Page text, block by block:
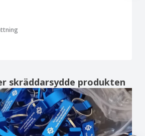
skräddarsydde produkten